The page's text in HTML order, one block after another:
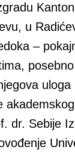
u
–
akademskog
dr. Sebije